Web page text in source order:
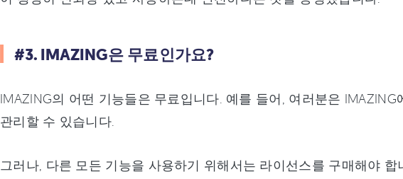
#3. IMAZING은 무료인가요?
IMAZING의 어떤 기능들은 무료입니다. 예를 들어, 여러분은
관리할 수 있습니다.
그러나, 다른 모든 기능을 사용하기 위해서는 라이선스를 구매해야